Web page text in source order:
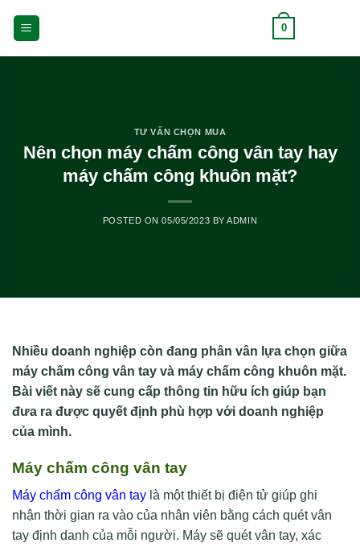
0
TƯ VẤN CHỌN MUA
Nên chọn máy chấm công vân tay hay
máy chấm công khuôn mặt?
POSTED ON05/05/2023 BYADMIN
Nhiều doanh nghiệp còn đang phân vân lựa chọn giữa
máy chấm công vân tay và máy chấm công khuôn mặt.
Bài viết này sẽ cung cấp thông tin hữu ích giúp bạn
đưa ra được quyết định phù hợp với doanh nghiệp
của mình.
Máy chấm công vân tay
Máy chấm công vân tay là một thiết bị điện tử giúp ghi
nhận thời gian ra vào của nhân viên bằng cách quét vân
tay định danh của mỗi người. Máy sẽ quét vân tay, xác